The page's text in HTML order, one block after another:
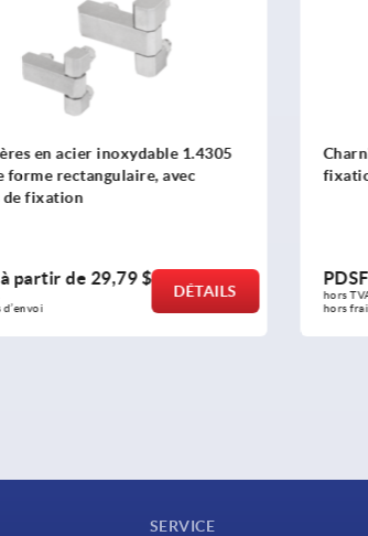
en plastique avec alésage de
PDSF à partir de4,58 $
TVA
frais d’envoi
DÉTAILS
SERVICE